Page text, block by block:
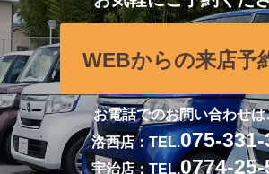
WEBからの来店予
お電話でのお問い合わせは
洛西店：TEL.075-331-
宇治店：TEL.0774-25-